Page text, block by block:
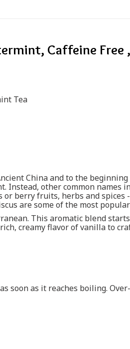
Caffeine Free ,
Tea
China and to the
Instead, other common names
or berry fruits, herbs and
are some of the most
This aromatic blend
creamy flavor of vanilla to
soon as it reaches boiling.